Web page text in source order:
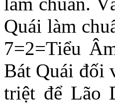
Quái làm
7=2=Tiểu
Bát Quái đối
triệt để Lão